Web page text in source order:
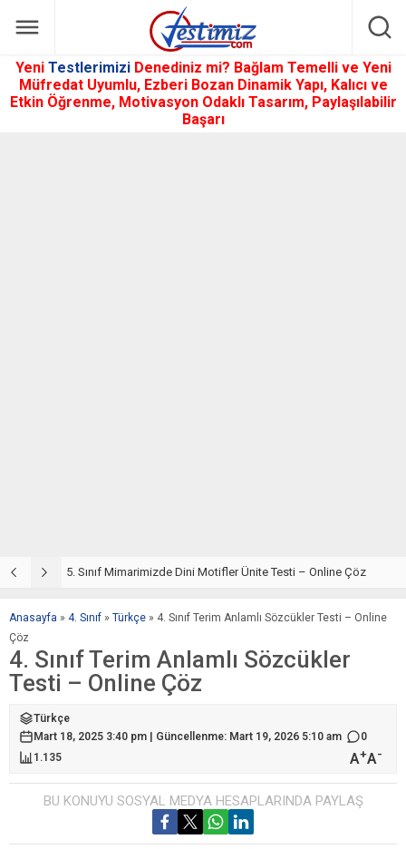
Yeni Testlerimizi Denediniz mi? Bağlam Temelli ve Yeni
Müfredat Uyumlu, Ezberi Bozan Dinamik Yapı, Kalıcı ve
Etkin Öğrenme, Motivasyon Odaklı Tasarım, Paylaşılabilir
Başarı
5. Sınıf Mimarimizde Dini Motifler Ünite Testi – Online Çöz
Anasayfa » 4. Sınıf » Türkçe » 4. Sınıf Terim Anlamlı Sözcükler Testi – Online
Çöz
4. Sınıf Terim Anlamlı Sözcükler
Testi – Online Çöz
Türkçe
Mart 18, 2025 3:40 pm | Güncellenme: Mart 19, 2026 5:10 am
0
1.135
A+A-
BU KONUYU SOSYAL MEDYA HESAPLARINDA PAYLAŞ